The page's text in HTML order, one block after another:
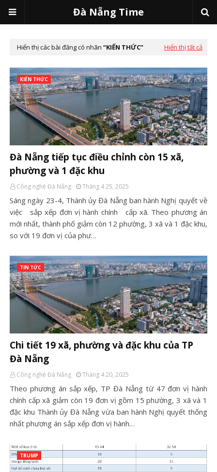
Đà Nẵng Time
Hiển thị các bài đăng có nhãn KIẾN THỨC Hiển thị tất cả
KIẾN THỨC
Đà Nẵng tiếp tục điều chỉnh còn 15 xã,
phường và 1 đặc khu
Công nghệ Đà Nẵng Tháng 4 25, 2025
Sáng ngày 23-4, Thành ủy Đà Nẵng ban hành Nghị quyết về
việc sắp xếp đơn vị hành chính cấp xã. Theo phương án
mới nhất, thành phố giảm còn 12 phường, 3 xã và 1 đặc khu,
so với 19 đơn vị của phư…
TIN TỨC
Chi tiết 19 xã, phường và đặc khu của TP
Đà Nẵng
Công nghệ Đà Nẵng Tháng 4 20, 2025
Theo phương án sắp xếp, TP Đà Nẵng từ 47 đơn vị hành
chính cấp xã giảm còn 19 đơn vị gồm 15 phường, 3 xã và 1
đặc khu Thành ủy Đà Nẵng vừa ban hành Nghị quyết thống
nhất phương án sắp xếp đơn vị hành…
TRUMP